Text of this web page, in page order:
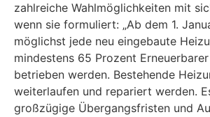
zahlreiche Wahlmöglichkeiten mit
wenn sie formuliert: „Ab dem 1.
möglichst jede neu eingebaute
mindestens 65 Prozent
betrieben werden. Bestehende
weiterlaufen und repariert werden.
großzügige Übergangsfristen und